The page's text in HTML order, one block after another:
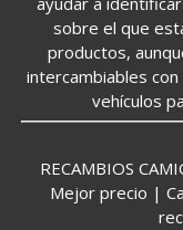
sobre el que
productos,
intercambiables
vehículos
RECAMBIOS
Mejor precio |